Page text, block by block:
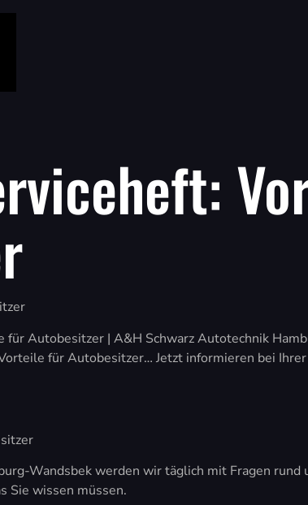
Autobesitzer | A&H Schwarz Autotechnik
für Autobesitzer… Jetzt informieren bei
Wandsbek werden wir täglich mit Fragen
Sie wissen müssen.